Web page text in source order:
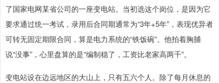
了国家电网某省公司的一座变电站。当初选这个岗位，是因为它
要求通过统一考试，录用后合同期通常为“3年+5年”，表现优异者
可转无固定期限合同，算是电力系统的“铁饭碗”。他拍着胸脯
说“没事”，心里盘算的是“编制稳了，工资比老家高两千”。
变电站设在边远地区的大山上，只有五六个人。除了每月休息的